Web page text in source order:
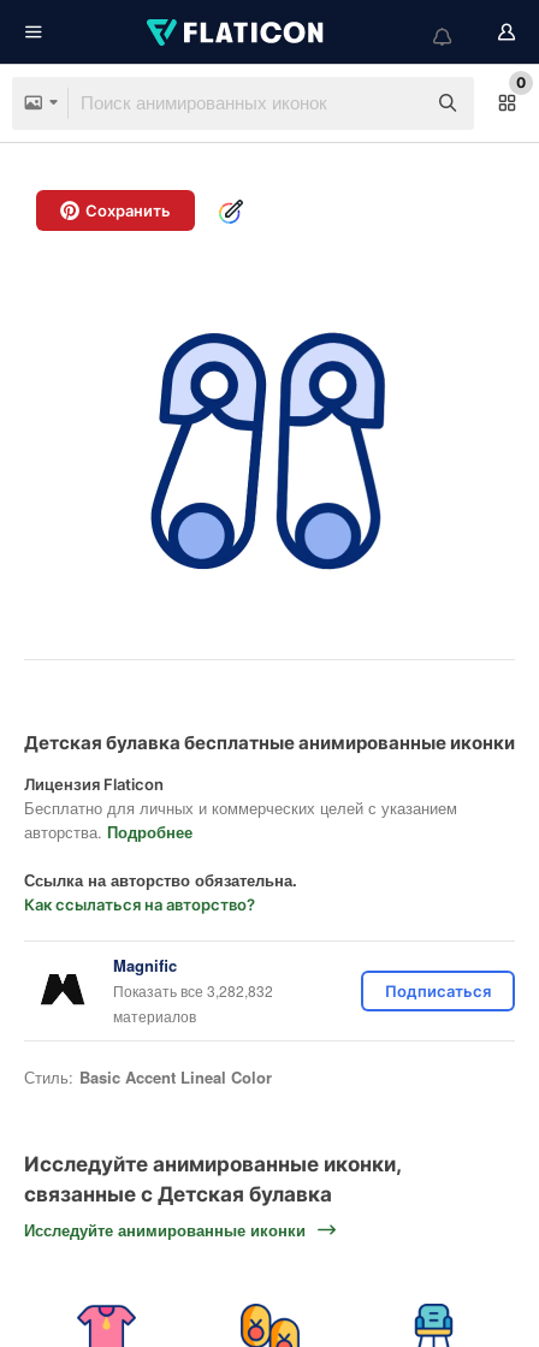
0
Сохранить
Детская булавка бесплатные анимированные иконки
Лицензия Flaticon
Бесплатно для личных и коммерческих целей с указанием
авторства. Подробнее
Ссылка на авторство обязательна.
Как ссылаться на авторство?
Magnific
Показать все 3,282,832
материалов
Подписаться
Стиль: Basic Accent Lineal Color
Исследуйте анимированные иконки,
связанные с Детская булавка
Исследуйте анимированные иконки